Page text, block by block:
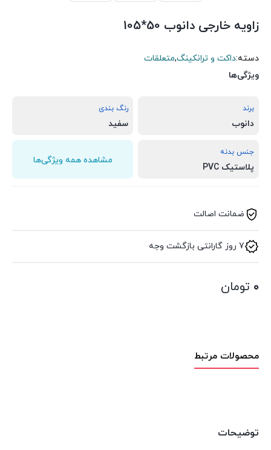
زاویه خارجی دانوب 50*105
دسته:داکت و ترانکینگ,متعلقات
ویژگی‌ها
برند
دانوب
رنگ بندی
سفید
جنس بدنه
پلاستیک PVC
مشاهده همه ویژگی‌ها
ضمانت اصالت
7 روز گارانتی بازگشت وجه
۰ تومان
محصولات مرتبط
توضیحات